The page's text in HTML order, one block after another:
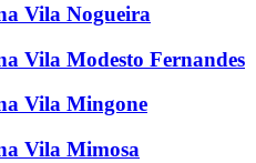
Vila Nogueira
Vila Modesto Fernandes
Vila Mingone
Vila Mimosa